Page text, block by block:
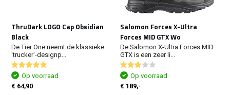
ThruDark LOGO Cap Obsidian
Black
De Tier One neemt de klassieke
'trucker'-designp...
Op voorraad
€ 64,90
Salomon Forces X-Ultra
Forces MID GTX Wo
De Salomon X-Ultra Forces MID
GTX is een zeer li...
Op voorraad
€ 189,-